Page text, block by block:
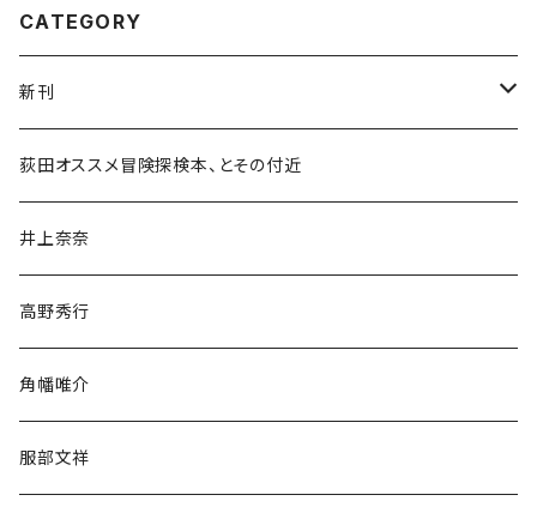
CATEGORY
新刊
和書
文学・小説・物語
随筆・ノンフィクション・その他
荻田オススメ冒険探検本、とその付近
井上奈奈
高野秀行
角幡唯介
服部文祥